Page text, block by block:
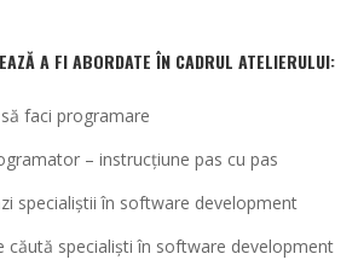
A FI ABORDATE ÎN CADRUL ATELIERULUI:
faci programare
– instrucțiune pas cu pas
specialiștii în software development
căută specialiști în software development